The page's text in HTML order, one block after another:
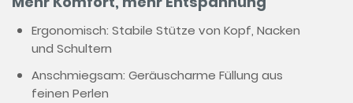
Ergonomisch: Stabile Stütze von Kopf, Nacken
und Schultern
Anschmiegsam:Geräuscharme Füllung aus
feinen Perlen